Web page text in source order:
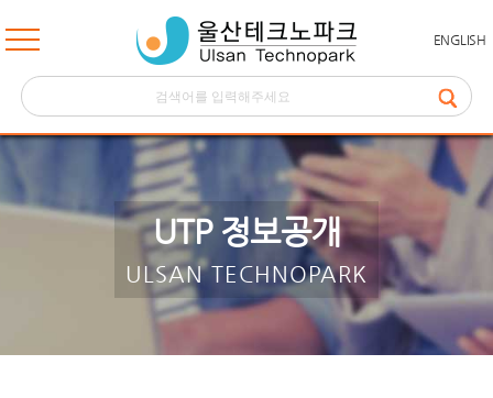
ENGLISH
UTP 정보공개
ULSAN TECHNOPARK